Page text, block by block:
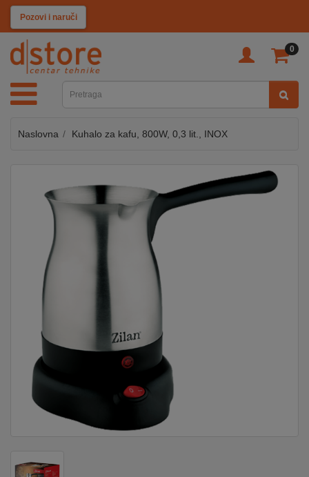
Pozovi i naruči
0
KATEGORIJE
TV
SAT
MOBILNI
KABLOVI
KUĆANSKI
ALATI
KLIMATIZACIJA
Naslovna Kuhalo za kafu, 800W, 0,3 lit., INOX